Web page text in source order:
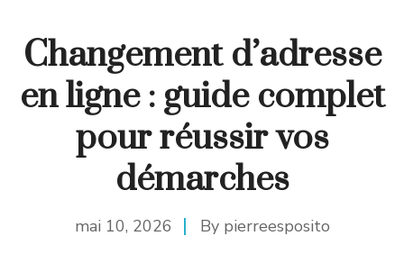
Changement d’adresse
en ligne : guide complet
pour réussir vos
démarches
mai 10, 2026 By pierreesposito